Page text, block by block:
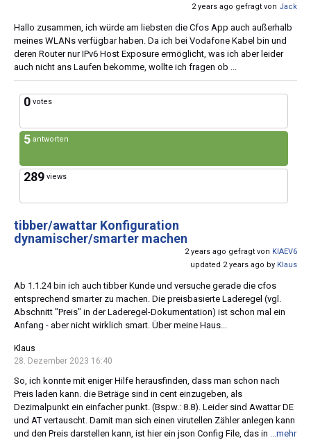
2 years ago gefragt von Jack
Hallo zusammen, ich würde am liebsten die Cfos App auch außerhalb
meines WLANs verfügbar haben. Da ich bei Vodafone Kabel bin und
deren Router nur IPv6 Host Exposure ermöglicht, was ich aber leider
auch nicht ans Laufen bekomme, wollte ich fragen ob ...
0 votes
5 antworten
289 views
tibber/awattar Konfiguration
dynamischer/smarter machen
2 years ago gefragt von KIAEV6
updated 2 years ago by Klaus
Ab 1.1.24 bin ich auch tibber Kunde und versuche gerade die cfos
entsprechend smarter zu machen. Die preisbasierte Laderegel (vgl.
Abschnitt "Preis" in der Laderegel-Dokumentation) ist schon mal ein
Anfang - aber nicht wirklich smart. Über meine Haus...
Klaus
28. Dezember 2023 16:40
So, ich konnte mit eniger Hilfe herausfinden, dass man schon nach
Preis laden kann. die Beträge sind in cent einzugeben, als
Dezimalpunkt ein einfacher punkt. (Bspw.: 8.8). Leider sind Awattar DE
und AT vertauscht. Damit man sich einen virutellen Zähler anlegen kann
und den Preis darstellen kann, ist hier ein json Config File, das in ...mehr